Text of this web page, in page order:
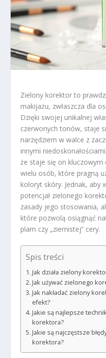
Zielony korektor to
makijażu, zwłaszcza dla
Dzięki swojej unikalnej
czerwonych tonów, staje
narzędziem w walce z
innymi
że staje się on
wielu osób, które pragną
koloryt skóry. Jednak, aby
potencjał zielonego
zasady jego stosowania,
które pozwolą osiągnąć
plam czy „ziemistej” cery.
Spis treści
Jak działa zielony
Jak używać zielonego
Jak nakładać zielony
efekt?
Jakie są najlepsze
korektora?
Jakie są najczęstsze
korektora?